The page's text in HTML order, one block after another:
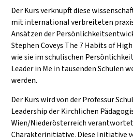
Der Kurs verknüpft diese
mit international verbreiteten
Ansätzen der
Stephen Coveys The 7 Habits of
wie sie im schulischen
Leader in Me in tausenden Schulen
werden.
Der Kurs wird von der Professur
Leadership der Kirchlichen
Wien/Niederösterreich
Charakterinitiative. Diese Initiative